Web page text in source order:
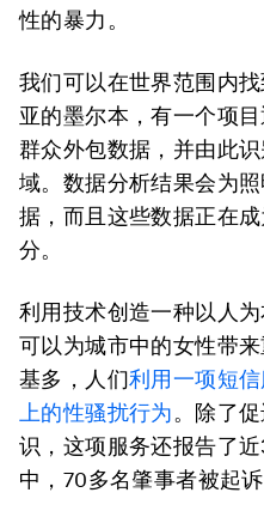
性的暴力。
我们可以在世界范围内
亚的墨尔本，有一个项
群众外包数据，并由此
域。数据分析结果会为
据，而且这些数据正在
分。
利用技术创造一种以人
可以为城市中的女性带
基多，人们利用一项短
上的性骚扰行为。除了
识，这项服务还报告了
中，70多名肇事者被起诉